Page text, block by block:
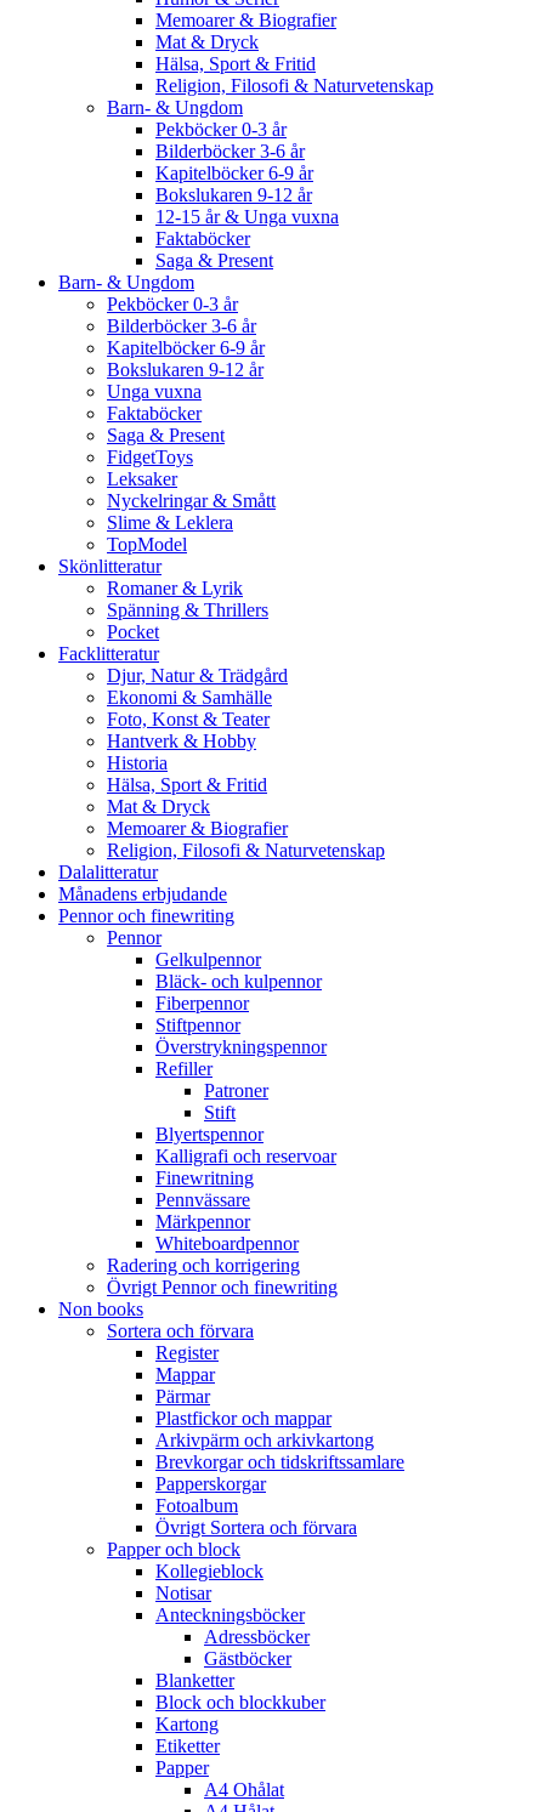
Memoarer & Biografier
Mat & Dryck
Hälsa, Sport & Fritid
Religion, Filosofi & Naturvetenskap
Barn- & Ungdom
Pekböcker 0-3 år
Bilderböcker 3-6 år
Kapitelböcker 6-9 år
Bokslukaren 9-12 år
12-15 år & Unga vuxna
Faktaböcker
Saga & Present
Barn- & Ungdom
Pekböcker 0-3 år
Bilderböcker 3-6 år
Kapitelböcker 6-9 år
Bokslukaren 9-12 år
Unga vuxna
Faktaböcker
Saga & Present
FidgetToys
Leksaker
Nyckelringar & Smått
Slime & Leklera
TopModel
Skönlitteratur
Romaner & Lyrik
Spänning & Thrillers
Pocket
Facklitteratur
Djur, Natur & Trädgård
Ekonomi & Samhälle
Foto, Konst & Teater
Hantverk & Hobby
Historia
Hälsa, Sport & Fritid
Mat & Dryck
Memoarer & Biografier
Religion, Filosofi & Naturvetenskap
Dalalitteratur
Månadens erbjudande
Pennor och finewriting
Pennor
Gelkulpennor
Bläck- och kulpennor
Fiberpennor
Stiftpennor
Överstrykningspennor
Refiller
Patroner
Stift
Blyertspennor
Kalligrafi och reservoar
Finewritning
Pennvässare
Märkpennor
Whiteboardpennor
Radering och korrigering
Övrigt Pennor och finewriting
Non books
Sortera och förvara
Register
Mappar
Pärmar
Plastfickor och mappar
Arkivpärm och arkivkartong
Brevkorgar och tidskriftssamlare
Papperskorgar
Fotoalbum
Övrigt Sortera och förvara
Papper och block
Kollegieblock
Notisar
Anteckningsböcker
Adressböcker
Gästböcker
Blanketter
Block och blockkuber
Kartong
Etiketter
Papper
A4 Ohålat